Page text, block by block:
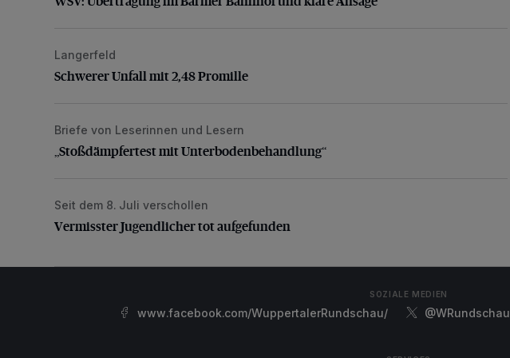
Schwerer Unfall mit 2,48 Promille
Langerfeld
Schwerer Unfall mit 2,48 Promille
„Stoßdämpfertest mit Unterbodenbehandlung“
Briefe von Leserinnen und Lesern
„Stoßdämpfertest mit Unterbodenbehandlung“
Vermisster Jugendlicher tot aufgefunden
Seit dem 8. Juli verschollen
Vermisster Jugendlicher tot aufgefunden
SOZIALE MEDIEN
www.facebook.com/WuppertalerRundschau/ @WRundschau